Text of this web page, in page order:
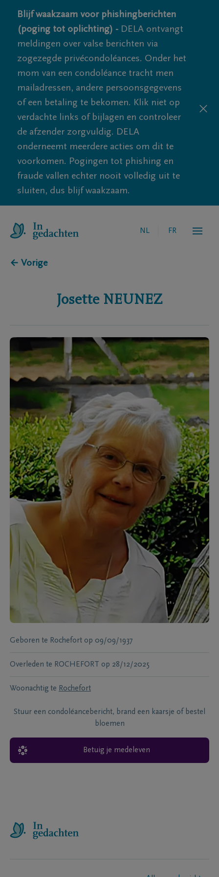
Blijf waakzaam voor phishingberichten
(poging tot oplichting) - DELA ontvangt
meldingen over valse berichten via
zogezegde privécondoléances. Onder het
mom van een condoléance tracht men
mailadressen, andere persoonsgegevens
of een betaling te bekomen. Klik niet op
verdachte links of bijlagen en controleer
de afzender zorgvuldig. DELA
onderneemt meerdere acties om dit te
voorkomen. Pogingen tot phishing en
fraude vallen echter nooit volledig uit te
sluiten, dus blijf waakzaam.
NL FR
← Vorige
Josette NEUNEZ
Geboren te Rochefort op 09/09/1937
Overleden te ROCHEFORT op 28/12/2025
Woonachtig te Rochefort
Stuur een condoléancebericht, brand een kaarsje of bestel
bloemen
Betuig je medeleven